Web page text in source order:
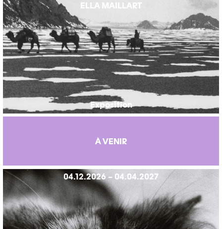
ELLA MAILLART
Exposition
À VENIR
04.12.2026 – 04.04.2027